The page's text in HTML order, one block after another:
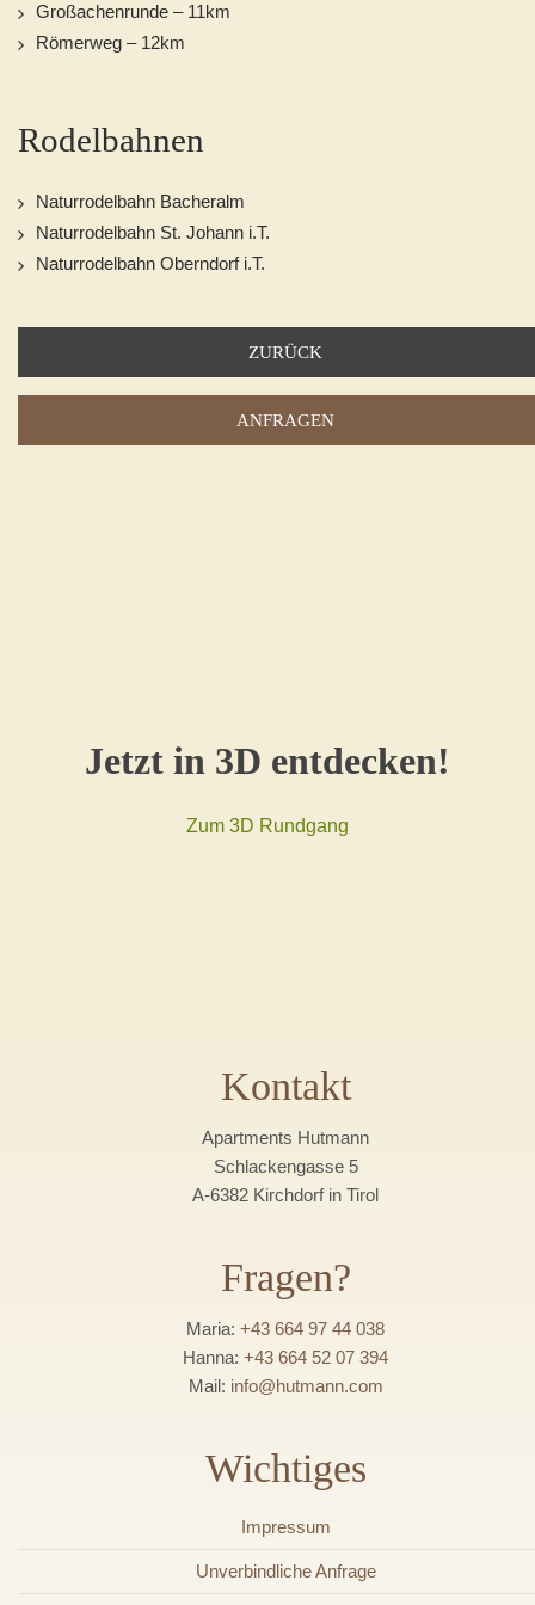
Großachenrunde – 11km
Römerweg – 12km
Rodelbahnen
Naturrodelbahn Bacheralm
Naturrodelbahn St. Johann i.T.
Naturrodelbahn Oberndorf i.T.
ZURÜCK
ANFRAGEN
Jetzt in 3D entdecken!
Zum 3D Rundgang
Kontakt
Apartments Hutmann
Schlackengasse 5
A-6382 Kirchdorf in Tirol
Fragen?
Maria: +43 664 97 44 038
Hanna: +43 664 52 07 394
Mail: info@hutmann.com
Wichtiges
Impressum
Unverbindliche Anfrage